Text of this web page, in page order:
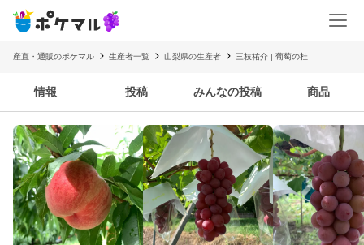
産直・通販のポケマル 生産者一覧 山梨県の生産者 三枝祐介 | 葡萄の杜
情報 投稿 みんなの投稿 商品